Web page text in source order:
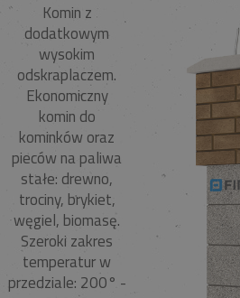
Komin z
dodatkowym
wysokim
odskraplaczem.
Ekonomiczny
komin do
kominków oraz
pieców na paliwa
stałe: drewno,
trociny, brykiet,
węgiel, biomasę.
Szeroki zakres
temperatur w
przedziale: 200° -